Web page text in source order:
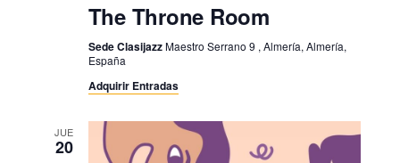
The Throne Room
Sede ClasijazzMaestro Serrano 9 , Almería, Almería,
España
Adquirir Entradas
JUE
20